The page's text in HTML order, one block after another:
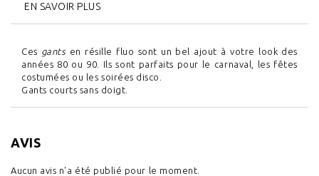
EN SAVOIR PLUS
Ces gantsen résille fluo sont un bel ajout à votre look des
années 80 ou 90. Ils sont parfaits pour le carnaval, les fêtes
costumées ou les soirées disco.
Gants courts sans doigt.
AVIS
Aucun avis n'a été publié pour le moment.